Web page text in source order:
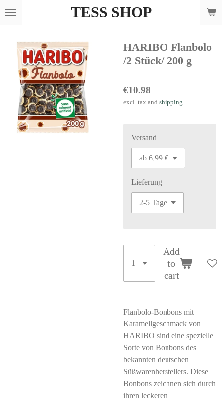
Skip
content
TESS SHOP
HARIBO Flanbolo
/2 Stück/ 200 g
€10.98
excl. tax and shipping
Versand
Lieferung
Add
to
cart
Flanbolo-Bonbons mit
Karamellgeschmack von
HARIBO sind eine spezielle
Sorte von Bonbons des
bekannten deutschen
Süßwarenherstellers. Diese
Bonbons zeichnen sich durch
ihren leckeren